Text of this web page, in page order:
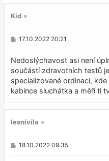
Kid
P
s
ě
v
e
k
17.10.2022 20:21
Nedoslýchavost asi není
součástí zdravotních testů
specializované ordinaci,
kabince sluchátka a měří ti
lesnívíla
P18.10.2022 09:35